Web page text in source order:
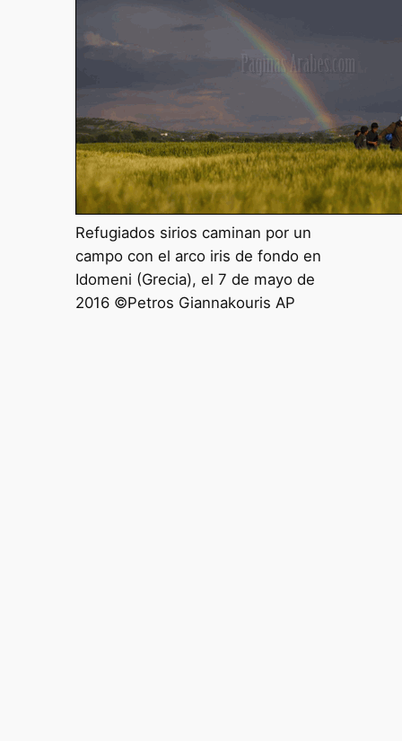
Refugiados sirios caminan por un
campo con el arco iris de fondo en
Idomeni (Grecia), el 7 de mayo de
2016 ©Petros Giannakouris AP